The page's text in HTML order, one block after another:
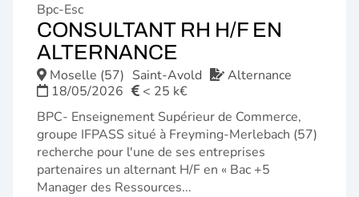
Bpc-Esc
CONSULTANT RH H/F EN
ALTERNANCE
FENÊTRE)
Moselle (57) Saint-Avold
Alternance
18/05/2026
< 25 k€
BPC- Enseignement Supérieur de Commerce,
groupe IFPASS situé à Freyming-Merlebach (57)
recherche pour l'une de ses entreprises
partenaires un alternant H/F en « Bac +5
Manager des Ressources...